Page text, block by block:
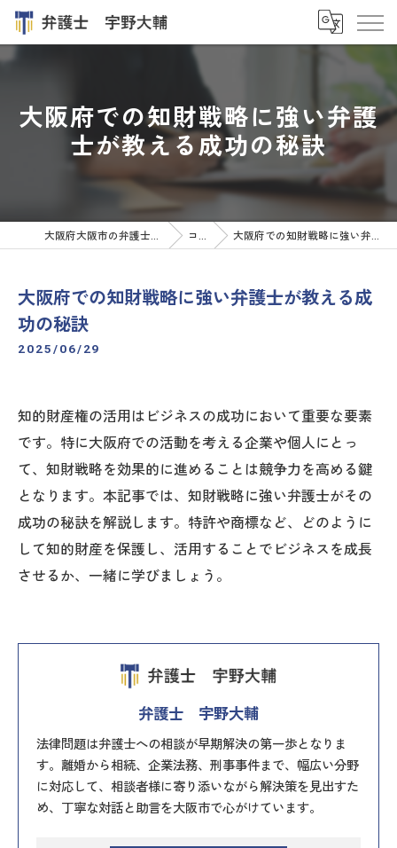
大阪府での知財戦略に強い弁護
士が教える成功の秘訣
大阪府大阪市の弁護士なら弁護士 宇野大輔 コラム 大阪府での知財戦略に強い弁護士が教える成功の秘訣
大阪府での知財戦略に強い弁護士が教える成
功の秘訣
2025/06/29
知的財産権の活用はビジネスの成功において重要な要素
です。特に大阪府での活動を考える企業や個人にとっ
て、知財戦略を効果的に進めることは競争力を高める鍵
となります。本記事では、知財戦略に強い弁護士がその
成功の秘訣を解説します。特許や商標など、どのように
して知的財産を保護し、活用することでビジネスを成長
させるか、一緒に学びましょう。
弁護士 宇野大輔
法律問題は弁護士への相談が早期解決の第一歩となりま
す。離婚から相続、企業法務、刑事事件まで、幅広い分野
に対応して、相談者様に寄り添いながら解決策を見出すた
め、丁寧な対話と助言を大阪市で心がけています。